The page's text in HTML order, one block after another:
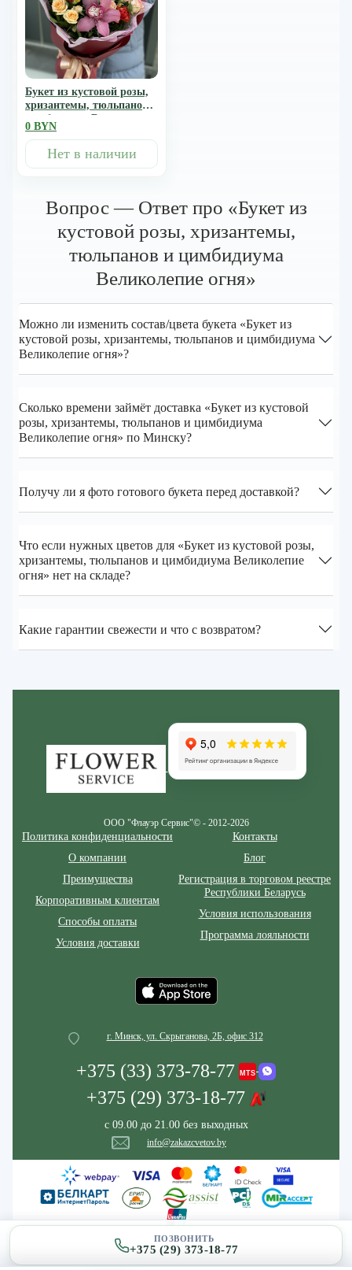
ПОЗВОНИТЬ
+375 (29) 373-18-77
Букет из кустовой розы,
хризантемы, тюльпанов и
цимбидиума Великолепие
огня
0 BYN
Нет в наличии
Вопрос — Ответ про «Букет из
кустовой розы, хризантемы,
тюльпанов и цимбидиума
Великолепие огня»
Можно ли изменить состав/цвета букета «Букет из
кустовой розы, хризантемы, тюльпанов и цимбидиума
Великолепие огня»?
Сколько времени займёт доставка «Букет из кустовой
розы, хризантемы, тюльпанов и цимбидиума
Великолепие огня» по Минску?
Получу ли я фото готового букета перед доставкой?
Что если нужных цветов для «Букет из кустовой розы,
хризантемы, тюльпанов и цимбидиума Великолепие
огня» нет на складе?
Какие гарантии свежести и что с возвратом?
ООО "Флауэр Сервис"© - 2012-2026
Политика конфиденциальности
О компании
Преимущества
Корпоративным клиентам
Способы оплаты
Условия доставки
Контакты
Блог
Регистрация в торговом реестре
Республики Беларусь
Условия использования
Программа лояльности
г. Минск, ул. Скрыганова, 2Б, офис 312
+375 (33) 373-78-77
+375 (29) 373-18-77
с 09.00 до 21.00 без выходных
info@zakazcvetov.by